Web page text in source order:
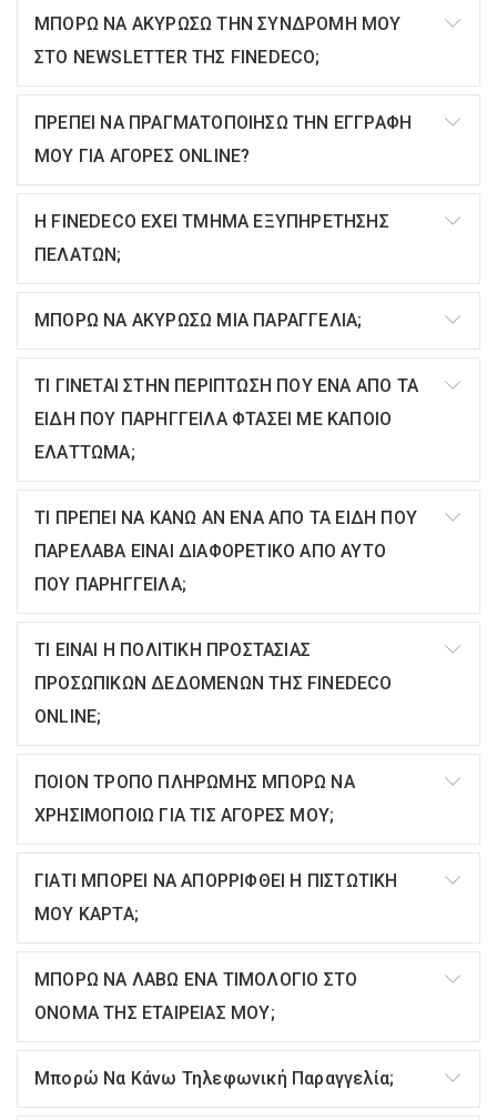
ΜΠΟΡΩ ΝΑ ΑΚΥΡΩΣΩ ΤΗΝ ΣΥΝΔΡΟΜΗ ΜΟΥ
ΣΤΟ NEWSLETTER ΤΗΣ FINEDECO;
ΠΡΕΠΕΙ ΝΑ ΠΡΑΓΜΑΤΟΠΟΙΗΣΩ ΤΗΝ ΕΓΓΡΑΦΗ
ΜΟΥ ΓΙΑ ΑΓΟΡΕΣ ONLINE?
Η FINEDECO ΕΧΕΙ ΤΜΗΜΑ ΕΞΥΠΗΡΕΤΗΣΗΣ
ΠΕΛΑΤΩΝ;
ΜΠΟΡΩ ΝΑ ΑΚΥΡΩΣΩ ΜΙΑ ΠΑΡΑΓΓΕΛΙΑ;
ΤΙ ΓΙΝΕΤΑΙ ΣΤΗΝ ΠΕΡΙΠΤΩΣΗ ΠΟΥ ΕΝΑ ΑΠΟ ΤΑ
ΕΙΔΗ ΠΟΥ ΠΑΡΗΓΓΕΙΛΑ ΦΤΑΣΕΙ ΜΕ ΚΑΠΟΙΟ
ΕΛΑΤΤΩΜΑ;
ΤΙ ΠΡΕΠΕΙ ΝΑ ΚΑΝΩ ΑΝ ΕΝΑ ΑΠΟ ΤΑ ΕΙΔΗ ΠΟΥ
ΠΑΡΕΛΑΒΑ ΕΙΝΑΙ ΔΙΑΦΟΡΕΤΙΚΟ ΑΠΟ ΑΥΤΟ
ΠΟΥ ΠΑΡΗΓΓΕΙΛΑ;
ΤΙ ΕΙΝΑΙ Η ΠΟΛΙΤΙΚΗ ΠΡΟΣΤΑΣΙΑΣ
ΠΡΟΣΩΠΙΚΩΝ ΔΕΔΟΜΕΝΩΝ ΤΗΣ FINEDECO
ONLINE;
ΠΟΙΟΝ ΤΡΟΠΟ ΠΛΗΡΩΜΗΣ ΜΠΟΡΩ ΝΑ
ΧΡΗΣΙΜΟΠΟΙΩ ΓΙΑ ΤΙΣ ΑΓΟΡΕΣ ΜΟΥ;
ΓΙΑΤΙ ΜΠΟΡΕΙ ΝΑ ΑΠΟΡΡΙΦΘΕΙ Η ΠΙΣΤΩΤΙΚΗ
ΜΟΥ ΚΑΡΤΑ;
ΜΠΟΡΩ ΝΑ ΛΑΒΩ ΕΝΑ ΤΙΜΟΛΟΓΙΟ ΣΤΟ
ΟΝΟΜΑ ΤΗΣ ΕΤΑΙΡΕΙΑΣ ΜΟΥ;
Μπορώ Να Κάνω Τηλεφωνική Παραγγελία;